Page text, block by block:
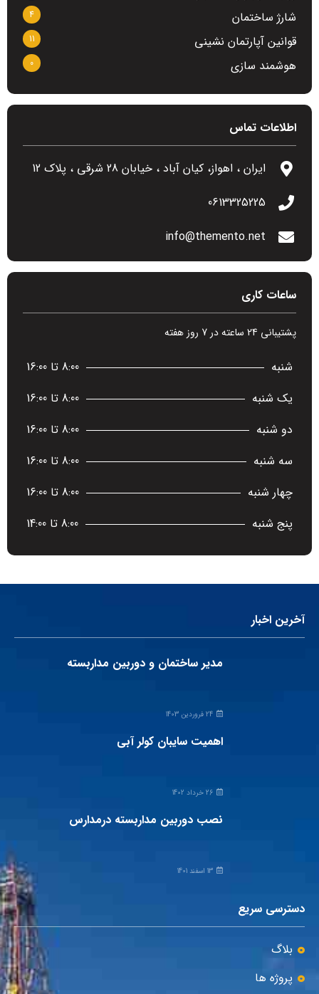
شارژ ساختمان 4
قوانین آپارتمان نشینی 11
هوشمند سازی 0
اطلاعات تماس
ایران ، اهواز، کیان آباد ، خیابان 28 شرقی ، پلاک 12
0613325225
info@themento.net
ساعات کاری
پشتیبانی 24 ساعته در 7 روز هفته
شنبه
8:00 تا 16:00
یک شنبه
8:00 تا 16:00
دو شنبه
8:00 تا 16:00
سه شنبه
8:00 تا 16:00
چهار شنبه
8:00 تا 16:00
پنج شنبه
8:00 تا 14:00
آخرین اخبار
مدیر ساختمان و دوربین مداربسته
24 فروردین 1403
اهمیت سایبان کولر آبی
26 خرداد 1402
نصب دوربین مداربسته درمدارس
13 اسفند 1401
دسترسی سریع
بلاگ
پروژه ها